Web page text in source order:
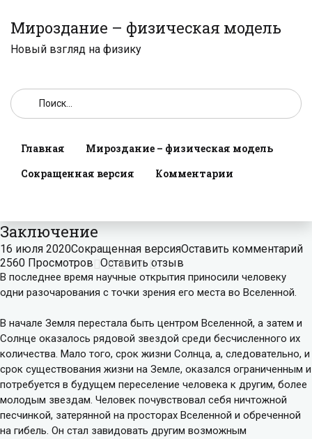
Мироздание – физическая модель
Новый взгляд на физику
Главная
Мироздание – физическая модель
Сокращенная версия
Комментарии
Заключение
16 июля 2020Сокращенная версияОставить комментарий
2560 Просмотров Оставить отзыв
В последнее время научные открытия приносили человеку
одни разочарования с точки зрения его места во Вселенной.
В начале Земля перестала быть центром Вселенной, а затем и
Солнце оказалось рядовой звездой среди бесчисленного их
количества. Мало того, срок жизни Солнца, а, следовательно, и
срок существования жизни на Земле, оказался ограниченным и
потребуется в будущем переселение человека к другим, более
молодым звездам. Человек почувствовал себя ничтожной
песчинкой, затерянной на просторах Вселенной и обреченной
на гибель. Он стал завидовать другим возможным